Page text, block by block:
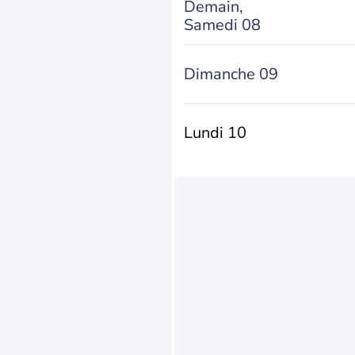
Demain,
Samedi 08
Dimanche 09
Lundi 10